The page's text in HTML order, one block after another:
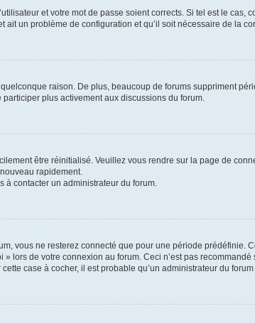
et votre mot de passe soient corrects. Si tel est le cas,
un problème de configuration et qu’il soit nécessaire de la
raison. De plus, beaucoup de forums suppriment
plus activement aux discussions du forum.
être réinitialisé. Veuillez vous rendre sur la page de
rapidement.
contacter un administrateur du forum.
vous ne resterez connecté que pour une période prédéfinie.
lors de votre connexion au forum. Ceci n’est pas
case à cocher, il est probable qu’un administrateur du